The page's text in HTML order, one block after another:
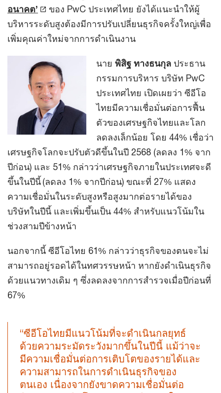
อนาคต’
ของ PwC ประเทศไทย ยังได้แนะนำให้ผู้
บริหารระดับสูงต้องมีการปรับเปลี่ยนธุรกิจครั้งใหญ่เพื่อ
เพิ่มคุณค่าใหม่จากการดำเนินงาน
นาย พิสิฐ ทางธนกุล ประธาน
กรรมการบริหาร บริษัท PwC
ประเทศไทย เปิดเผยว่า ซีอีโอ
ไทยมีความเชื่อมั่นต่อการฟื้น
ตัวของเศรษฐกิจไทยและโลก
ลดลงเล็กน้อย โดย 44% เชื่อว่า
เศรษฐกิจโลกจะปรับตัวดีขึ้นในปี 2568 (ลดลง 1% จาก
ปีก่อน) และ 51% กล่าวว่าเศรษฐกิจภายในประเทศจะดี
ขึ้นในปีนี้ (ลดลง 1% จากปีก่อน) ขณะที่ 27% แสดง
ความเชื่อมั่นในระดับสูงหรือสูงมากต่อรายได้ของ
บริษัทในปีนี้ และเพิ่มขึ้นเป็น 44% สำหรับแนวโน้มใน
ช่วงสามปีข้างหน้า
นอกจากนี้ ซีอีโอไทย 61% กล่าวว่าธุรกิจของตนจะไม่
สามารถอยู่รอดได้ในทศวรรษหน้า หากยังดำเนินธุรกิจ
ด้วยแนวทางเดิม ๆ ซึ่งลดลงจากการสำรวจเมื่อปีก่อนที่
67%
“ซีอีโอไทยมีแนวโน้มที่จะดำเนินกลยุทธ์
ด้วยความระมัดระวังมากขึ้นในปีนี้ แม้ว่าจะ
มีความเชื่อมั่นต่อการเติบโตของรายได้และ
ความสามารถในการดำเนินธุรกิจของ
ตนเอง เนื่องจากยังขาดความเชื่อมั่นต่อ